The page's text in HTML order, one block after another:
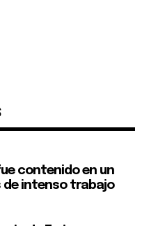
contenido en un
de intenso trabajo